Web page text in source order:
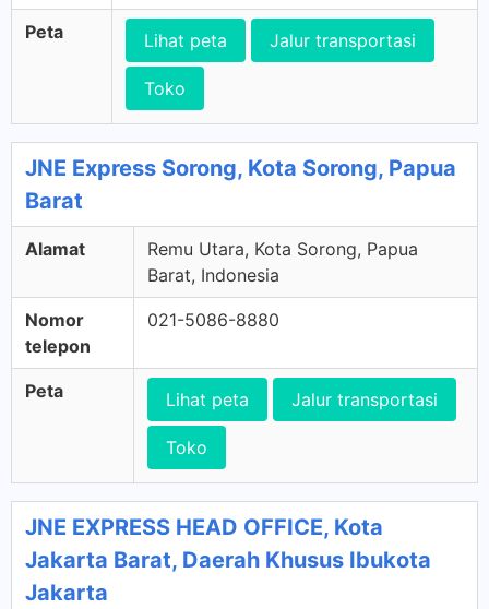
Peta Lihat peta Jalur transportasi
Toko
JNE Express Sorong, Kota Sorong, Papua
Barat
Alamat
Remu Utara, Kota Sorong, Papua
Barat, Indonesia
Nomor
telepon
021-5086-8880
Peta Lihat peta Jalur transportasi
Toko
JNE EXPRESS HEAD OFFICE, Kota
Jakarta Barat, Daerah Khusus Ibukota
Jakarta